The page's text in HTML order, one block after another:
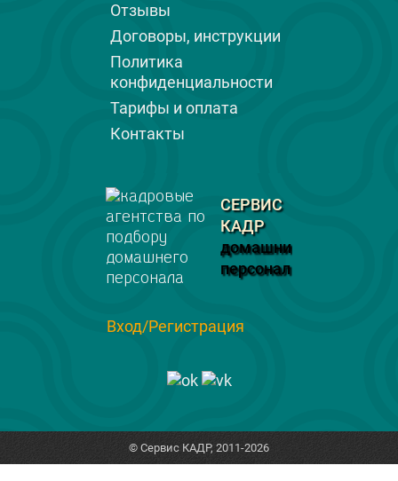
Отзывы
Договоры, инструкции
Политика
конфиденциальности
Тарифы и оплата
Контакты
СЕРВИС
КАДР
домашний
персонал
Вход/Регистрация
© Сервис КАДР, 2011-2026